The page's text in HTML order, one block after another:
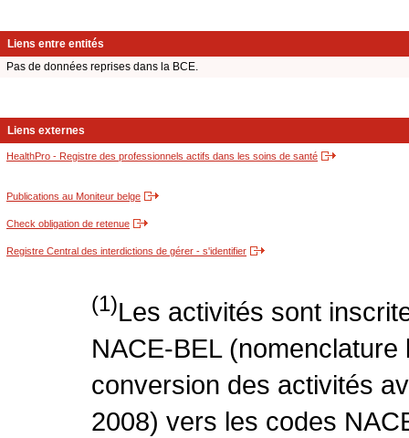
Liens entre entités
Pas de données reprises dans la BCE.
Liens externes
HealthPro - Registre des professionnels actifs dans les soins de santé
Publications au Moniteur belge
Check obligation de retenue
Registre Central des interdictions de gérer - s'identifier
(1)Les activités sont
NACE-BEL
conversion des activités
2008) vers les codes